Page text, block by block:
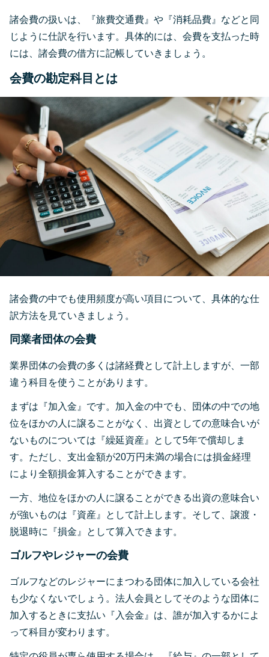
諸会費の扱いは、『旅費交通費』や『消耗品費』などと同
じように仕訳を行います。具体的には、会費を支払った時
には、諸会費の借方に記帳していきましょう。
会費の勘定科目とは
諸会費の中でも使用頻度が高い項目について、具体的な仕
訳方法を見ていきましょう。
同業者団体の会費
業界団体の会費の多くは諸経費として計上しますが、一部
違う科目を使うことがあります。
まずは『加入金』です。加入金の中でも、団体の中での地
位をほかの人に譲ることがなく、出資としての意味合いが
ないものについては『繰延資産』として5年で償却しま
す。ただし、支出金額が20万円未満の場合には損金経理
により全額損金算入することができます。
一方、地位をほかの人に譲ることができる出資の意味合い
が強いものは『資産』として計上します。そして、譲渡・
脱退時に『損金』として算入できます。
ゴルフやレジャーの会費
ゴルフなどのレジャーにまつわる団体に加入している会社
も少なくないでしょう。法人会員としてそのような団体に
加入するときに支払い『入会金』は、誰が加入するかによ
って科目が変わります。